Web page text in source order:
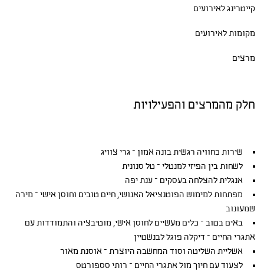
קייטרינג לאירועים
מקומות לאירועים
מרצים
חלק מהמרצים והפעילויות
שירות כחוויה רגשית בונה אמון – גרי צוויג
לשחות בין הפיזי למנטלי – טל סנונית
אנגלית להצלחה בעסקים – ענת יפה
מפתחות למימוש הפוטנציאל האנושי, חיים טובים וחוסן אישי – מירה
שמעונוב
באים בטוב – כלים מעשיים לחוסן אישי, מוטיבציה והתמודדות עם
אתגרי החיים – דיקלה פוגל לבנשטיין
אשליית השליטה וסוד המחשבה היוצרת – אוסנת מאור
לצעוד עם חיוך מול אתגרי החיים – רותי סספורטס